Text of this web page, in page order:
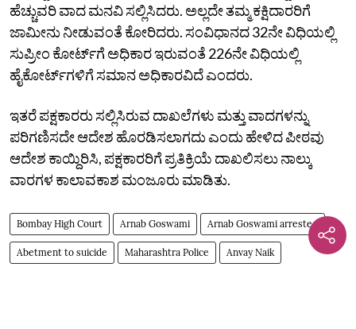
ಹೆಚ್ಚುವರಿ ವಾದ ಮನವಿ ಸಲ್ಲಿಸಿದರು. ಅಲ್ಲದೇ ತಮ್ಮ ಕಕ್ಷಿದಾರರಿಗೆ
ಜಾಮೀನು ನೀಡುವಂತೆ ಕೋರಿದರು. ಸಂವಿಧಾನದ 32ನೇ ವಿಧಿಯಲ್ಲಿ
ಸುಪ್ರೀಂ ಕೋರ್ಟ್‌ಗೆ ಅಧಿಕಾರ ಇರುವಂತೆ 226ನೇ ವಿಧಿಯಲ್ಲಿ
ಹೈಕೋರ್ಟ್‌ಗಳಿಗೆ ಸಮಾನ ಅಧಿಕಾರವಿದೆ ಎಂದರು.
ಇತರೆ ಪಕ್ಷಕಾರರು ಸಲ್ಲಿಸಿರುವ ದಾಖಲೆಗಳು ಮತ್ತು ವಾದಗಳನ್ನು
ಪರಿಗಣಿಸದೇ ಆದೇಶ ಹೊರಡಿಸಲಾಗದು ಎಂದು ಹೇಳಿದ ಪೀಠವು
ಆದೇಶ ಕಾಯ್ದಿರಿಸಿ, ಪಕ್ಷಕಾರರಿಗೆ ಪ್ರತಿಕ್ರಿಯೆ ದಾಖಲಿಸಲು ನಾಲ್ಕು
ವಾರಗಳ ಕಾಲಾವಕಾಶ ಮಂಜೂರು ಮಾಡಿತು.
Bombay High Court Arnab Goswami Arnab Goswami arrested
Abetment to suicide Maharashtra Police Anvay Naik